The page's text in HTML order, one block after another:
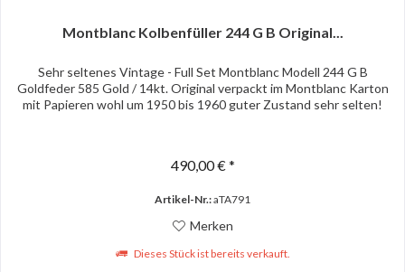
Montblanc Kolbenfüller 244 G B Original...
Sehr seltenes Vintage - Full Set Montblanc Modell 244 G B
Goldfeder 585 Gold / 14kt. Original verpackt im Montblanc Karton
mit Papieren wohl um 1950 bis 1960 guter Zustand sehr selten!
490,00 € *
Artikel-Nr.:aTA791
Merken
Dieses Stück ist bereits verkauft.